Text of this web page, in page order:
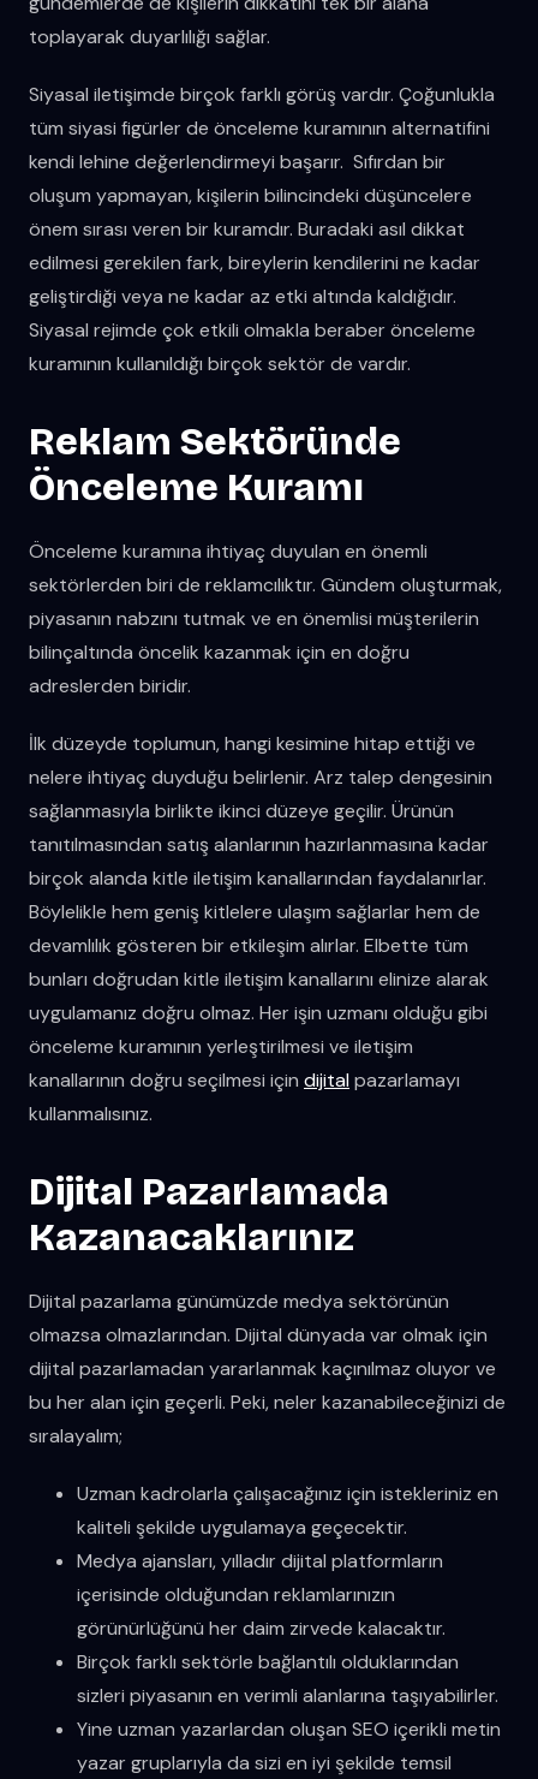
toplayarak duyarlılığı sağlar.
Siyasal iletişimde birçok farklı görüş vardır. Çoğunlukla
tüm siyasi figürler de önceleme kuramının alternatifini
kendi lehine değerlendirmeyi başarır. Sıfırdan bir
oluşum yapmayan, kişilerin bilincindeki düşüncelere
önem sırası veren bir kuramdır. Buradaki asıl dikkat
edilmesi gerekilen fark, bireylerin kendilerini ne kadar
geliştirdiği veya ne kadar az etki altında kaldığıdır.
Siyasal rejimde çok etkili olmakla beraber önceleme
kuramının kullanıldığı birçok sektör de vardır.
Reklam Sektöründe
Önceleme Kuramı
Önceleme kuramına ihtiyaç duyulan en önemli
sektörlerden biri de reklamcılıktır. Gündem oluşturmak,
piyasanın nabzını tutmak ve en önemlisi müşterilerin
bilinçaltında öncelik kazanmak için en doğru
adreslerden biridir.
İlk düzeyde toplumun, hangi kesimine hitap ettiği ve
nelere ihtiyaç duyduğu belirlenir. Arz talep dengesinin
sağlanmasıyla birlikte ikinci düzeye geçilir. Ürünün
tanıtılmasından satış alanlarının hazırlanmasına kadar
birçok alanda kitle iletişim kanallarından faydalanırlar.
Böylelikle hem geniş kitlelere ulaşım sağlarlar hem de
devamlılık gösteren bir etkileşim alırlar. Elbette tüm
bunları doğrudan kitle iletişim kanallarını elinize alarak
uygulamanız doğru olmaz. Her işin uzmanı olduğu gibi
önceleme kuramının yerleştirilmesi ve iletişim
kanallarının doğru seçilmesi için dijital pazarlamayı
kullanmalısınız.
Dijital Pazarlamada
Kazanacaklarınız
Dijital pazarlama günümüzde medya sektörünün
olmazsa olmazlarından. Dijital dünyada var olmak için
dijital pazarlamadan yararlanmak kaçınılmaz oluyor ve
bu her alan için geçerli. Peki, neler kazanabileceğinizi de
sıralayalım;
Uzman kadrolarla çalışacağınız için istekleriniz en
kaliteli şekilde uygulamaya geçecektir.
Medya ajansları, yılladır dijital platformların
içerisinde olduğundan reklamlarınızın
görünürlüğünü her daim zirvede kalacaktır.
Birçok farklı sektörle bağlantılı olduklarından
sizleri piyasanın en verimli alanlarına taşıyabilirler.
Yine uzman yazarlardan oluşan SEO içerikli metin
yazar gruplarıyla da sizi en iyi şekilde temsil